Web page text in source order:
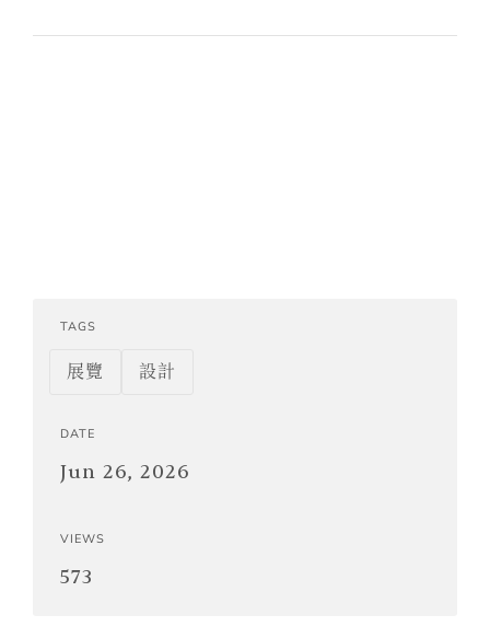
TAGS
展覽 設計
DATE
Jun 26, 2026
VIEWS
573